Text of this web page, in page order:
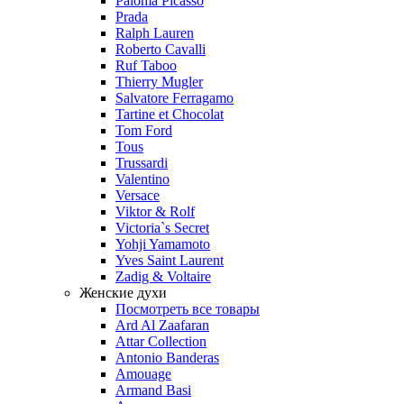
Prada
Ralph Lauren
Roberto Cavalli
Ruf Taboo
Thierry Mugler
Salvatore Ferragamo
Tartine et Chocolat
Tom Ford
Tous
Trussardi
Valentino
Versace
Viktor & Rolf
Victoria`s Secret
Yohji Yamamoto
Yves Saint Laurent
Zadig & Voltaire
Женские духи
Посмотреть все товары
Ard Al Zaafaran
Attar Collection
Antonio Banderas
Amouage
Armand Basi